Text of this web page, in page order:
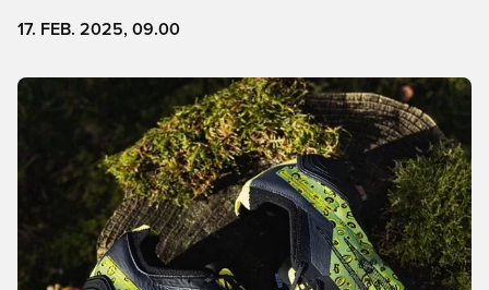
17. FEB. 2025, 09.00